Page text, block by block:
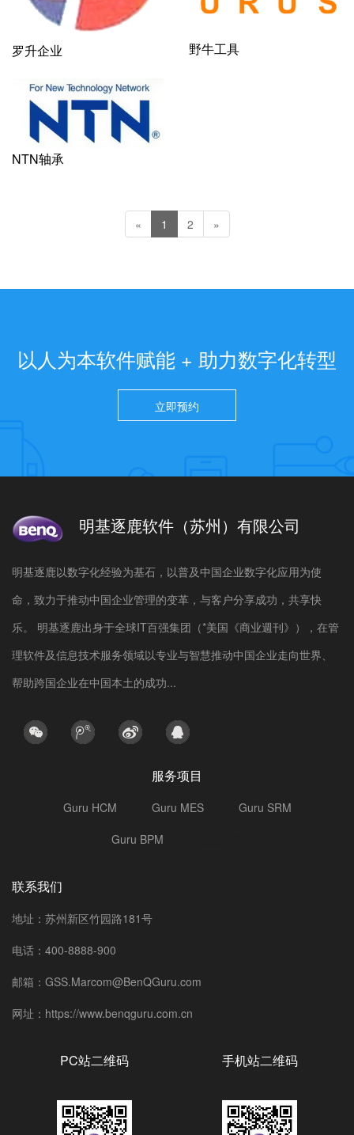
罗升企业 野牛工具
NTN轴承
« 1 2 »
以人为本软件赋能 + 助力数字化转型
立即预约
明基逐鹿软件（苏州）有限公司
明基逐鹿以数字化经验为基石，以普及中国企业数字化应用为使
命，致力于推动中国企业管理的变革，与客户分享成功，共享快
乐。 明基逐鹿出身于全球IT百强集团（*美国《商业週刊》），在管
理软件及信息技术服务领域以专业与智慧推动中国企业走向世界、
帮助跨国企业在中国本土的成功...
服务项目
Guru HCM Guru MES
Guru SRM
Guru BPM
联系我们
地址：苏州新区竹园路181号
电话：400-8888-900
邮箱：GSS.Marcom@BenQGuru.com
网址：https://www.benqguru.com.cn
PC站二维码 手机站二维码